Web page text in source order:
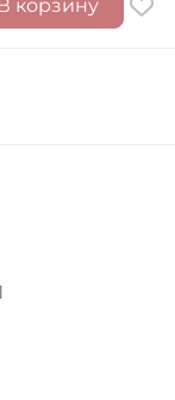
В корзину